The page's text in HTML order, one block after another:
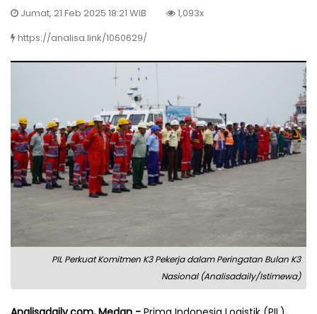
Jumat, 21 Feb 2025 18:21 WIB
1,093x
https://analisa.link/1060629/
PIL Perkuat Komitmen K3 Pekerja dalam Peringatan Bulan K3
Nasional (Analisadaily/Istimewa)